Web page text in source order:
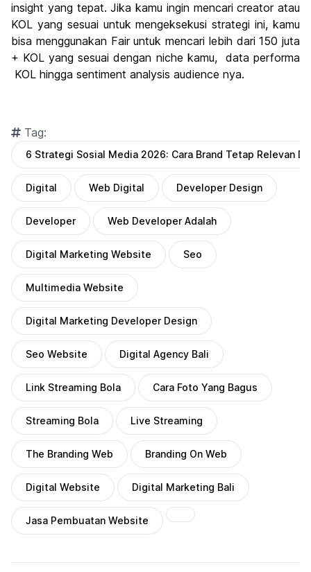
insight yang tepat. Jika kamu ingin mencari creator atau
KOL yang sesuai untuk mengeksekusi strategi ini, kamu
bisa menggunakan Fair untuk mencari lebih dari 150 juta
+ KOL yang sesuai dengan niche kamu, data performa
KOL hingga sentiment analysis audience nya.
Tag:
6 Strategi Sosial Media 2026: Cara Brand Tetap Relevan Di
Digital Web Digital Developer Design
Developer Web Developer Adalah
Digital Marketing Website Seo
Multimedia Website
Digital Marketing Developer Design
Seo Website Digital Agency Bali
Link Streaming Bola Cara Foto Yang Bagus
Streaming Bola Live Streaming
The Branding Web Branding On Web
Digital Website Digital Marketing Bali
Jasa Pembuatan Website